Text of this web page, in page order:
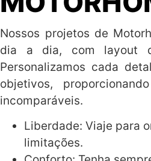
Nossos projetos de
dia a dia, com layout
Personalizamos cada
objetivos,
incomparáveis.
Liberdade: Viaje para
limitações.